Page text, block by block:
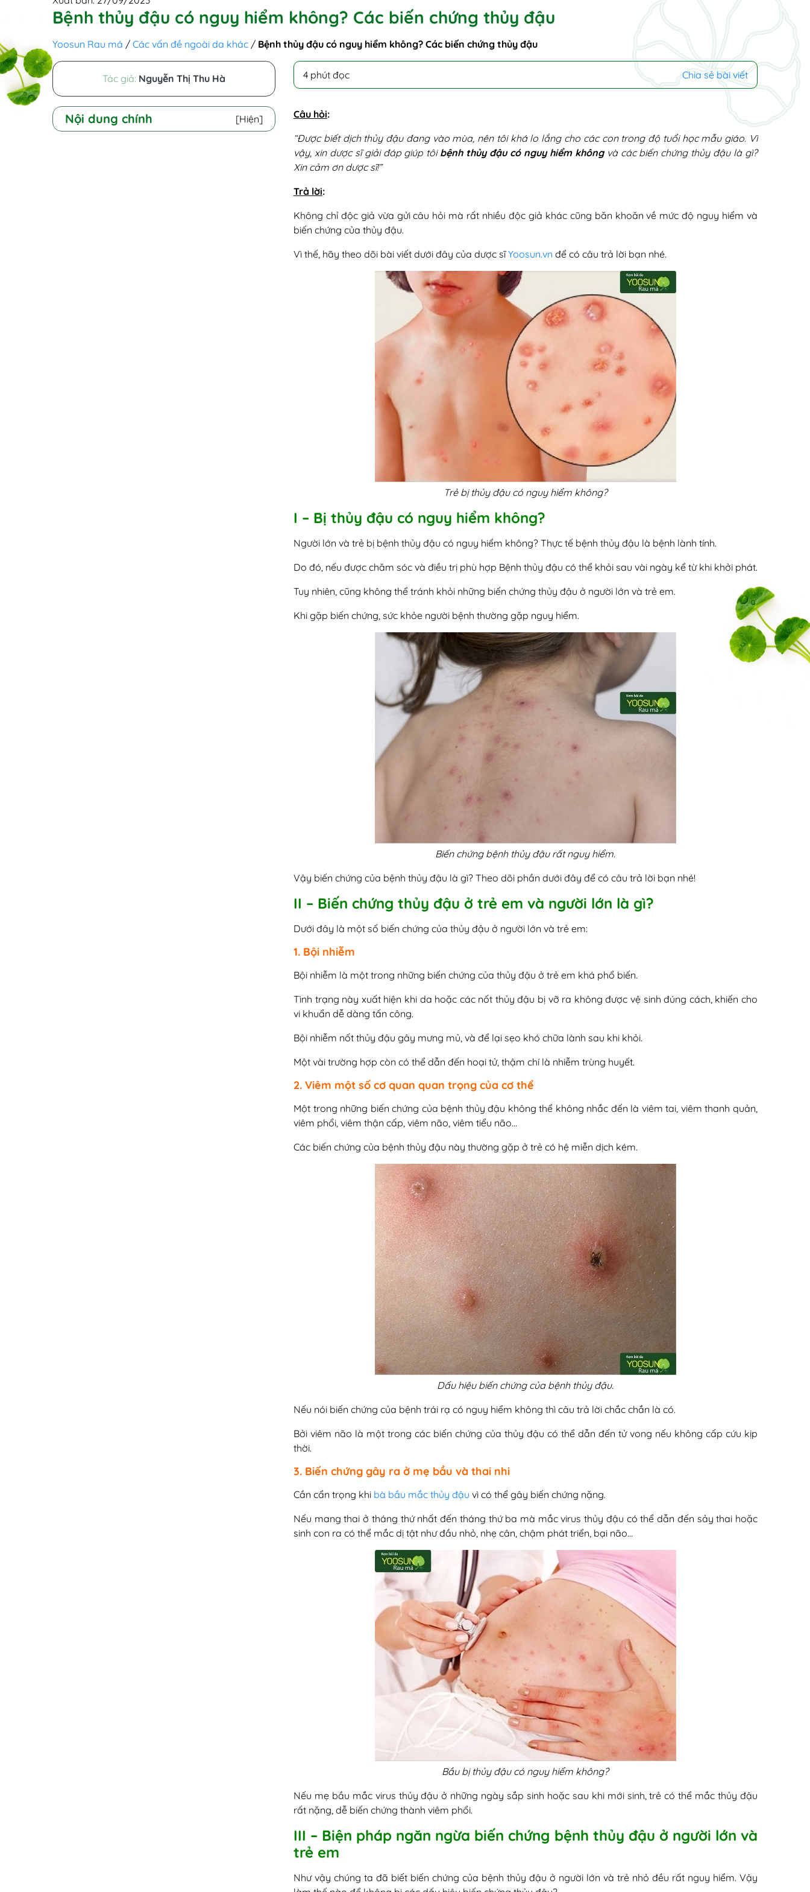
Bệnh thủy đậu có nguy hiểm không? Các biến chứng thủy đậu
Yoosun Rau má / Các vấn đề ngoài da khác / Bệnh thủy đậu có nguy hiểm không? Các biến chứng thủy đậu
Tác giả: Nguyễn Thị Thu Hà
Nội dung chính [Hiện]
4 phút đọc Chia sẻ bài viết
Câu hỏi:
“Được biết dịch thủy đậu đang vào mùa, nên tôi khá lo lắng cho các con trong độ tuổi học mẫu giáo. Vì
vậy, xin dược sĩ giải đáp giúp tôi bệnh thủy đậu có nguy hiểm khôngvà các biến chứng thủy đậu là gì?
Xin cảm ơn dược sĩ!”
Trả lời:
Không chỉ độc giả vừa gửi câu hỏi mà rất nhiều độc giả khác cũng băn khoăn về mức độ nguy hiểm và
biến chứng của thủy đậu.
Vì thế, hãy theo dõi bài viết dưới đây của dược sĩYoosun.vn để có câu trả lời bạn nhé.
Trẻ bị thủy đậu có nguy hiểm không?
I – Bị thủy đậu có nguy hiểm không?
Người lớn và trẻ bị bệnh thủy đậu có nguy hiểm không? Thực tế bệnh thủy đậu là bệnh lành tính.
Do đó, nếu được chăm sóc và điều trị phù hợp Bệnh thủy đậu có thể khỏi sau vài ngày kể từ khi khởi phát.
Tuy nhiên, cũng không thể tránh khỏi những biến chứng thủy đậu ở người lớn và trẻ em.
Khi gặp biến chứng, sức khỏe người bệnh thường gặp nguy hiểm.
Biến chứng bệnh thủy đậu rất nguy hiểm.
Vậy biến chứng của bệnh thủy đậu là gì? Theo dõi phần dưới đây để có câu trả lời bạn nhé!
II – Biến chứng thủy đậu ở trẻ em và người lớn là gì?
Dưới đây là một số biến chứng của thủy đậu ở người lớn và trẻ em:
1. Bội nhiễm
Bội nhiễm là một trong những biến chứng của thủy đậu ở trẻ em khá phổ biến.
Tình trạng này xuất hiện khi da hoặc các nốt thủy đậu bị vỡ ra không được vệ sinh đúng cách, khiến cho
vi khuẩn dễ dàng tấn công.
Bội nhiễm nốt thủy đậu gây mưng mủ, và để lại sẹo khó chữa lành sau khi khỏi.
Một vài trường hợp còn có thể dẫn đến hoại tử, thậm chí là nhiễm trùng huyết.
2. Viêm một số cơ quan quan trọng của cơ thể
Một trong những biến chứng của bệnh thủy đậu không thể không nhắc đến là viêm tai, viêm thanh quản,
viêm phổi, viêm thận cấp, viêm não, viêm tiểu não…
Các biến chứng của bệnh thủy đậu này thường gặp ở trẻ có hệ miễn dịch kém.
Dấu hiệu biến chứng của bệnh thủy đậu.
Nếu nói biến chứng của bệnh trái rạ có nguy hiểm không thì câu trả lời chắc chắn là có.
Bởi viêm não là một trong các biến chứng của thủy đậu có thể dẫn đến tử vong nếu không cấp cứu kịp
thời.
3. Biến chứng gây ra ở mẹ bầu và thai nhi
Cần cẩn trọng khi bà bầu mắc thủy đậu vì có thể gây biến chứng nặng.
Nếu mang thai ở tháng thứ nhất đến tháng thứ ba mà mắc virus thủy đậu có thể dẫn đến sảy thai hoặc
sinh con ra có thể mắc dị tật như đầu nhỏ, nhẹ cân, chậm phát triển, bại não…
Bầu bị thủy đậu có nguy hiểm không?
Nếu mẹ bầu mắc virus thủy đậu ở những ngày sắp sinh hoặc sau khi mới sinh, trẻ có thể mắc thủy đậu
rất nặng, dễ biến chứng thành viêm phổi.
III – Biện pháp ngăn ngừa biến chứng bệnh thủy đậu ở người lớn và
trẻ em
Như vậy chúng ta đã biết biến chứng của bệnh thủy đậu ở người lớn và trẻ nhỏ đều rất nguy hiểm. Vậy